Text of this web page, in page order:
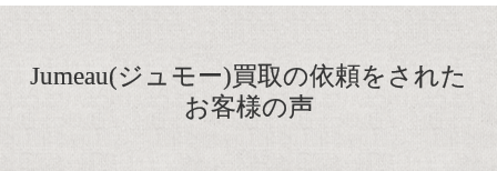
Jumeau(ジュモー)買取の依頼をされた
お客様の声